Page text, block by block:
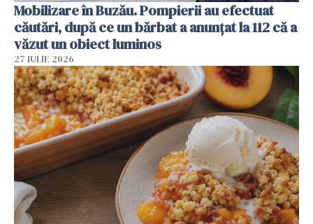
Mobilizare în Buzău. Pompierii au efectuat
căutări, după ce un bărbat a anunțat la 112 că a
văzut un obiect luminos
27 IULIE 2026